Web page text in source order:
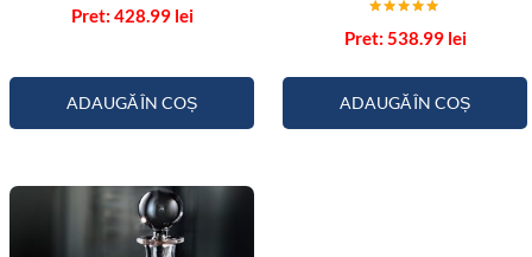
5.00
428.99 lei
ADAUGĂ ÎN COȘ
5.00
538.99 lei
ADAUGĂ ÎN COȘ